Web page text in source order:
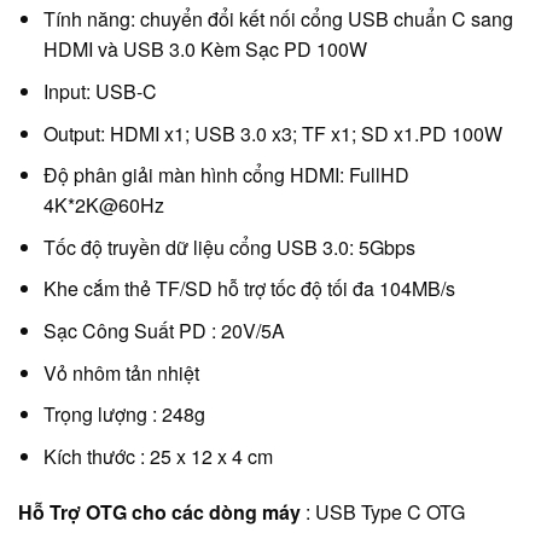
Tính năng: chuyển đổi kết nối cổng USB chuẩn C sang
HDMI và USB 3.0 Kèm Sạc PD 100W
Input: USB-C
Output: HDMI x1; USB 3.0 x3; TF x1; SD x1.PD 100W
Độ phân giải màn hình cổng HDMI: FullHD
4K*2K@60Hz
Tốc độ truyền dữ liệu cổng USB 3.0: 5Gbps
Khe cắm thẻ TF/SD hỗ trợ tốc độ tối đa 104MB/s
Sạc Công Suất PD : 20V/5A
Vỏ nhôm tản nhiệt
Trọng lượng : 248g
Kích thước : 25 x 12 x 4 cm
Hỗ Trợ OTG cho các dòng máy : USB Type C OTG